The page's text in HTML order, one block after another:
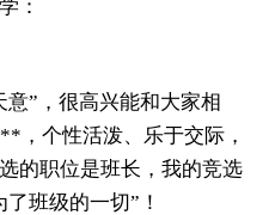
：
”，很高兴能和大家相
，个性活泼、乐于交际，
的职位是班长，我的竞选
班级的一切”！